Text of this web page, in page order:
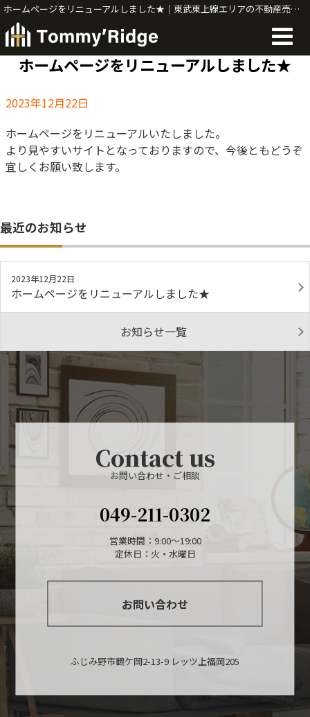
ホームページをリニューアルしました★｜東武東上線エリアの不動産売買・建築ならTommy'Ridge
ホームページをリニューアルしました★
2023年12月22日
ホームページをリニューアルいたしました。
より見やすいサイトとなっておりますので、今後ともどうぞ
宜しくお願い致します。
最近のお知らせ
2023年12月22日
ホームページをリニューアルしました★
お知らせ一覧
Contact us
お問い合わせ・ご相談
049-211-0302
営業時間：9:00〜19:00
定休日：火・水曜日
お問い合わせ
ふじみ野市鶴ケ岡2-13-9 レッツ上福岡205